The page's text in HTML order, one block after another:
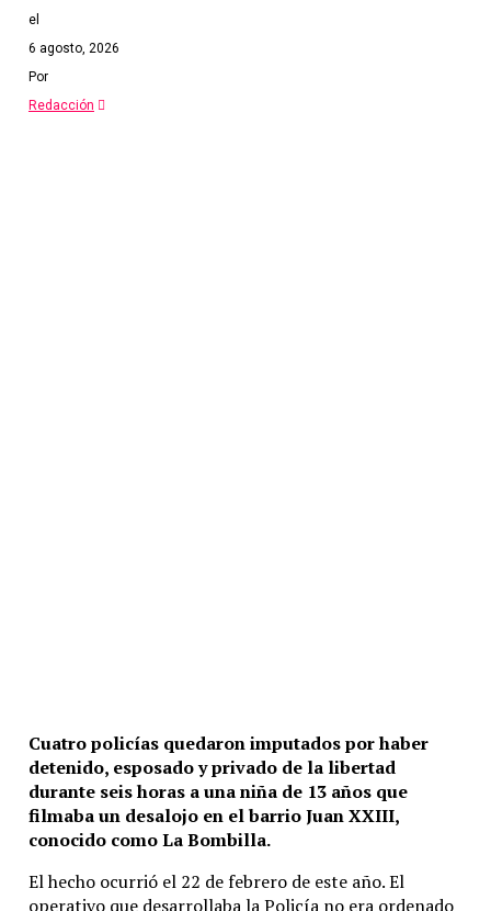
el
6 agosto, 2026
Por
Redacción
Cuatro policías quedaron imputados por haber
detenido, esposado y privado de la libertad
durante seis horas a una niña de 13 años que
filmaba un desalojo en el barrio Juan XXIII,
conocido como La Bombilla.
El hecho ocurrió el 22 de febrero de este año. El
operativo que desarrollaba la Policía no era ordenado